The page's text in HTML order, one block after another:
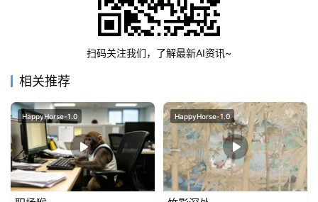
箱
联
系
我
们
扫码关注我们，了解最新AI资讯~
相关推荐
HappyHorse-1.0 HappyHorse-1.0